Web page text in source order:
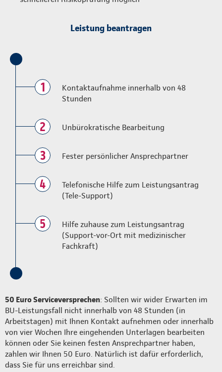
Leistung beantragen
1
Kontaktaufnahme innerhalb von 48
Stunden
2 Unbürokratische Bearbeitung
3 Fester persönlicher Ansprechpartner
4
Telefonische Hilfe zum Leistungsantrag
(Tele-Support)
5
Hilfe zuhause zum Leistungsantrag
(Support-vor-Ort mit medizinischer
Fachkraft)
50 Euro Serviceversprechen: Sollten wir wider Erwarten im
BU-Leistungsfall nicht innerhalb von 48 Stunden (in
Arbeitstagen) mit Ihnen Kontakt aufnehmen oder innerhalb
von vier Wochen Ihre eingehenden Unterlagen bearbeiten
können oder Sie keinen festen Ansprechpartner haben,
zahlen wir Ihnen 50 Euro. Natürlich ist dafür erforderlich,
dass Sie für uns erreichbar sind.